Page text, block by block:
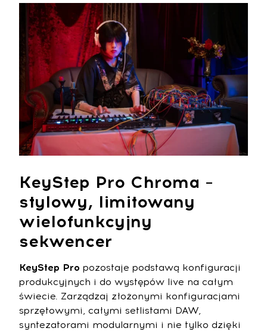
KeyStep Pro Chroma –
stylowy, limitowany
wielofunkcyjny
sekwencer
KeyStep Pro pozostaje podstawą konfiguracji
produkcyjnych i do występów live na całym
świecie. Zarządzaj złożonymi konfiguracjami
sprzętowymi, całymi setlistami DAW,
syntezatorami modularnymi i nie tylko dzięki